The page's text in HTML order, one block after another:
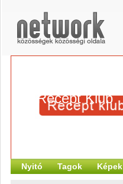
Recept Klub
Nyitó Tagok Képek